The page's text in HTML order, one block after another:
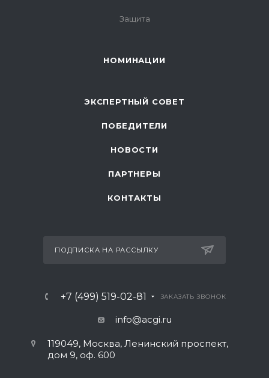
Защита
НОМИНАЦИИ
ЭКСПЕРТНЫЙ СОВЕТ
ПОБЕДИТЕЛИ
НОВОСТИ
ПАРТНЕРЫ
КОНТАКТЫ
ПОДПИСКА НА РАССЫЛКУ
+7 (499) 519-02-81 ЗАКАЗАТЬ ЗВОНОК
info@acgi.ru
119049, Москва, Ленинский проспект,
дом 9, оф. 600